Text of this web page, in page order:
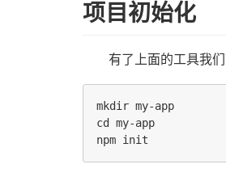
项目初始化
有了上面的工具我
mkdir my-app
cd my-app